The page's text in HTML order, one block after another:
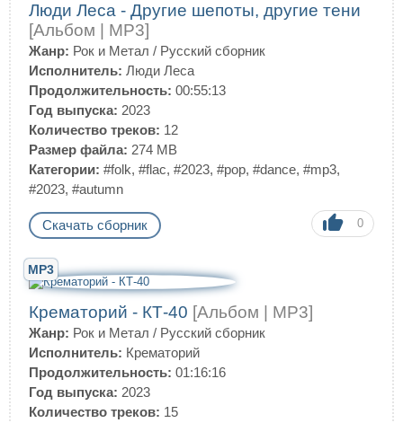
Люди Леса - Другие шепоты, другие тени
[Альбом | MP3]
Жанр: Рок и Метал / Русский сборник
Исполнитель: Люди Леса
Продолжительность: 00:55:13
Год выпуска: 2023
Количество треков: 12
Размер файла: 274 MB
Категории: #folk, #flac, #2023, #pop, #dance, #mp3,
#2023, #autumn
Скачать сборник 0
MP3
Крематорий - КТ-40 [Альбом | MP3]
Жанр: Рок и Метал / Русский сборник
Исполнитель: Крематорий
Продолжительность: 01:16:16
Год выпуска: 2023
Количество треков: 15